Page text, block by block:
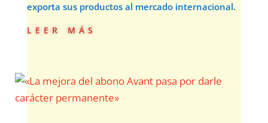
exporta sus productos al mercado internacional.
leer más